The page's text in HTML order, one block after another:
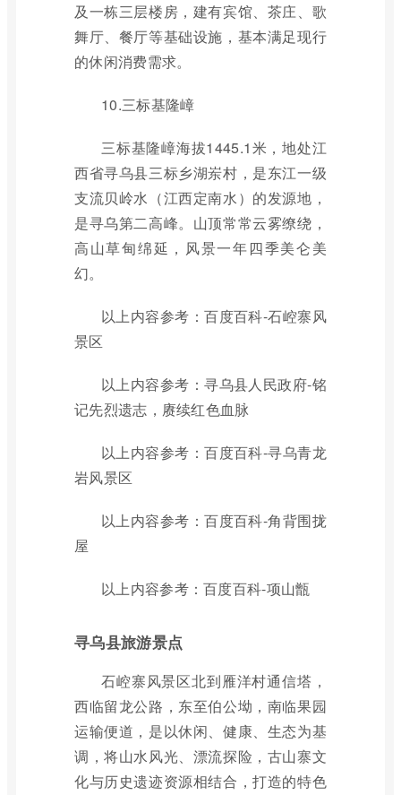
及一栋三层楼房，建有宾馆、茶庄、歌
舞厅、餐厅等基础设施，基本满足现行
的休闲消费需求。
10.三标基隆嶂
三标基隆嶂海拔1445.1米，地处江
西省寻乌县三标乡湖岽村，是东江一级
支流贝岭水（江西定南水）的发源地，
是寻乌第二高峰。山顶常常云雾缭绕，
高山草甸绵延，风景一年四季美仑美
幻。
以上内容参考：百度百科-石崆寨风
景区
以上内容参考：寻乌县人民政府-铭
记先烈遗志，赓续红色血脉
以上内容参考：百度百科-寻乌青龙
岩风景区
以上内容参考：百度百科-角背围拢
屋
以上内容参考：百度百科-项山甑
寻乌县旅游景点
石崆寨风景区北到雁洋村通信塔，
西临留龙公路，东至伯公坳，南临果园
运输便道，是以休闲、健康、生态为基
调，将山水风光、漂流探险，古山寨文
化与历史遗迹资源相结合，打造的特色